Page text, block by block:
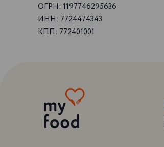
ОГРН: 1197746295636
ИНН: 7724474343
КПП: 772401001